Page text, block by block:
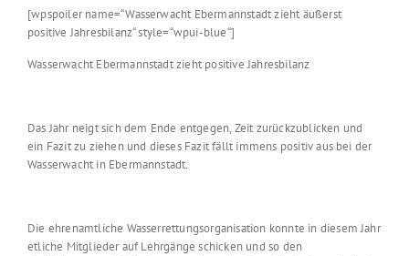
[wpspoiler name=“Wasserwacht Ebermannstadt zieht äußerst
positive Jahresbilanz“ style=“wpui-blue“]
Wasserwacht Ebermannstadt zieht positive Jahresbilanz
Das Jahr neigt sich dem Ende entgegen, Zeit zurückzublicken und
ein Fazit zu ziehen und dieses Fazit fällt immens positiv aus bei der
Wasserwacht in Ebermannstadt.
Die ehrenamtliche Wasserrettungsorganisation konnte in diesem Jahr
etliche Mitglieder auf Lehrgänge schicken und so den